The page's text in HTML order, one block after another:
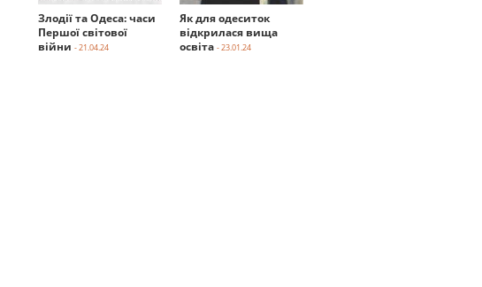
Злодії та Одеса: часи
Першої світової
війни - 21.04.24
Як для одеситок
відкрилася вища
освіта - 23.01.24